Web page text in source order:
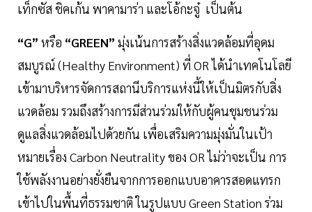
เท็กซัส ชิคเก้น พาคามาร่า และโอ้กะจู๋ เป็นต้น
“G” หรือ “GREEN” มุ่งเน้นการสร้างสิ่งแวดล้อมที่อุดม
สมบูรณ์ (Healthy Environment) ที่ OR ได้นำเทคโนโลยี
เข้ามาบริหารจัดการสถานีบริการแห่งนี้ให้เป็นมิตรกับสิ่ง
แวดล้อม รวมถึงสร้างการมีส่วนร่วมให้กับผู้คนชุมชนร่วม
ดูแลสิ่งแวดล้อมไปด้วยกัน เพื่อเสริมความมุ่งมั่นในเป้า
หมายเรื่อง Carbon Neutrality ของ OR ไม่ว่าจะเป็น การ
ใช้พลังงานอย่างยั่งยืนจากการออกแบบอาคารสอดแทรก
เข้าไปในพื้นที่ธรรมชาติ ในรูปแบบ Green Station ร่วม